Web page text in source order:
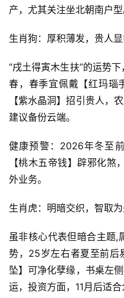
产，尤其关注坐北朝南户型
生肖狗：厚积薄发，贵人
“戌土得寅木生扶”的运势
春，春季宜佩戴【红玛瑙
【紫水晶洞】招引贵人，
建议备份云端。
健康预警：2026年冬至
【桃木五帝钱】辟邪化
外业务。
生肖虎：明暗交织，智取
虽非核心代表但暗合主题,
势，25岁左右者夏至前后
坠】可净化孽缘，书桌左
运，投资方面，11月后适合